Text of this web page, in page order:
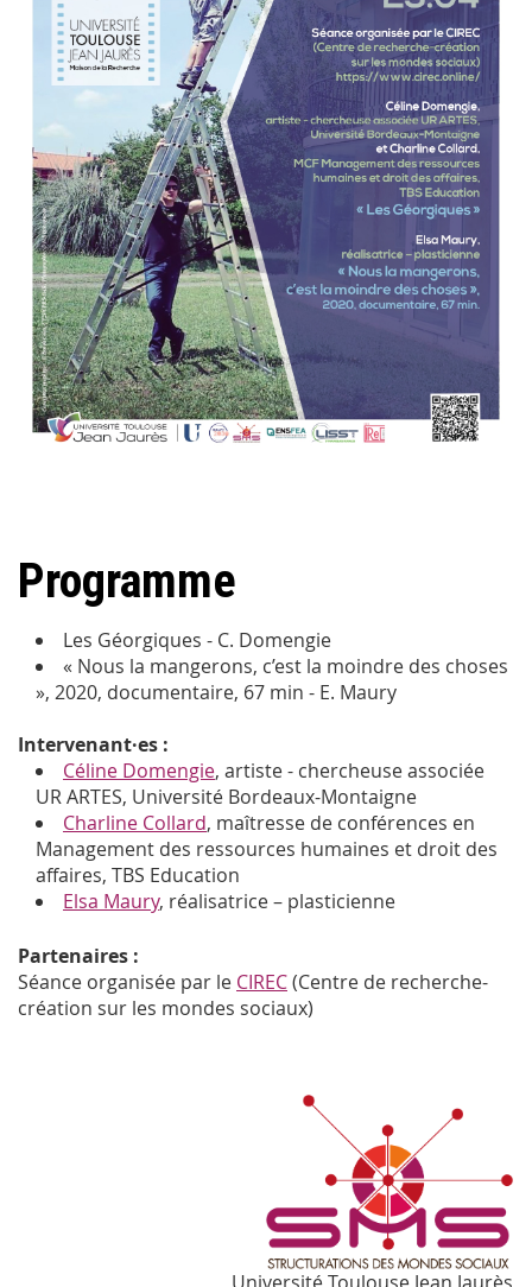
Programme
Les Géorgiques - C. Domengie
« Nous la mangerons, c’est la moindre des choses
», 2020, documentaire, 67 min - E. Maury
Intervenant·es :
Céline Domengie, artiste - chercheuse associée
UR ARTES, Université Bordeaux-Montaigne
Charline Collard, maîtresse de conférences en
Management des ressources humaines et droit des
affaires, TBS Education
Elsa Maury, réalisatrice – plasticienne
Partenaires :
Séance organisée par le CIREC(Centre de recherche-
création sur les mondes sociaux)